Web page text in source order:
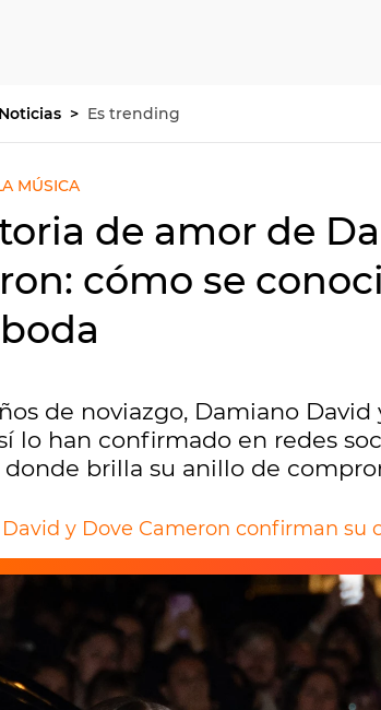
Noticias Es trending
MÚSICA
de amor de
cómo se
de noviazgo, Damiano
lo han confirmado en redes
brilla su anillo de
y Dove Cameron confirman